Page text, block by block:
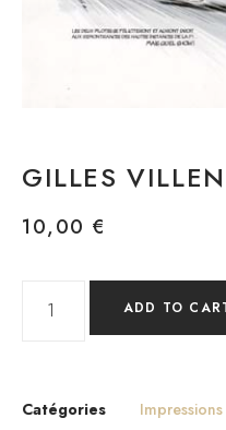
GILLES
10,00 €
ADD TO
Catégories